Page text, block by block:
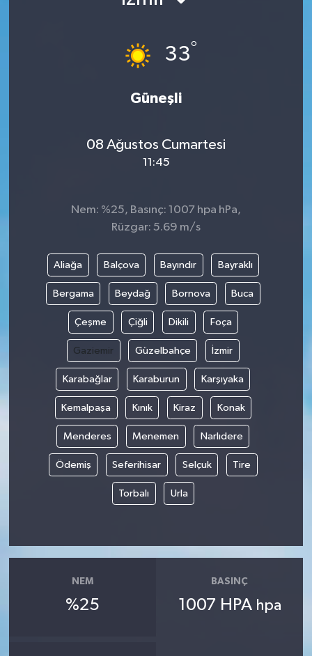
33°
Güneşli
08 Ağustos Cumartesi
11:45
Nem: %25, Basınç: 1007 hpa hPa,
Rüzgar: 5.69 m/s
Aliağa Balçova Bayındır Bayraklı
Bergama Beydağ Bornova Buca
Çeşme Çiğli Dikili Foça
Gaziemir Güzelbahçe İzmir
Karabağlar Karaburun Karşıyaka
Kemalpaşa Kınık Kiraz Konak
Menderes Menemen Narlıdere
Ödemiş Seferihisar Selçuk Tire
Torbalı Urla
NEM
%25
BASINÇ
1007 HPA hpa